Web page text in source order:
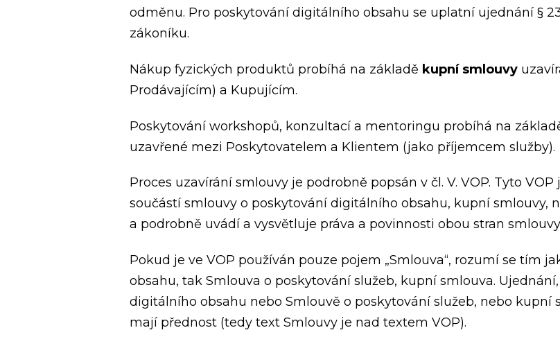
odměnu. Pro poskytování digitálního obsahu se uplatní ujednání §
zákoníku.
Nákup fyzických produktů probíhá na základě kupní smlouvy
Prodávajícím) a Kupujícím.
Poskytování workshopů, konzultací a mentoringu probíhá na
uzavřené mezi Poskytovatelem a Klientem (jako příjemcem služby).
Proces uzavírání smlouvy je podrobně popsán v čl. V. VOP. Tyto
součástí smlouvy o poskytování digitálního obsahu, kupní smlouvy,
a podrobně uvádí a vysvětluje práva a povinnosti obou stran
Pokud je ve VOP používán pouze pojem „Smlouva“, rozumí se tím
obsahu, tak Smlouva o poskytování služeb, kupní smlouva.
digitálního obsahu nebo Smlouvě o poskytování služeb, nebo kupní
mají přednost (tedy text Smlouvy je nad textem VOP).